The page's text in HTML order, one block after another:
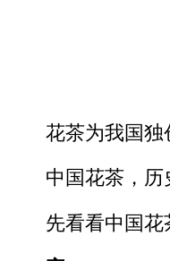
花茶为我国独
中国花茶，历
先看看中国花